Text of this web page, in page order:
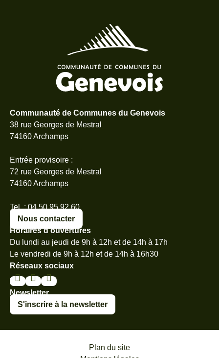
Communauté de Communes du Genevois
38 rue Georges de Mestral
74160 Archamps
Entrée provisoire :
72 rue Georges de Mestral
74160 Archamps
Tel. : 04 50 95 92 60
Nous contacter
Horaires d’ouvertures
Du lundi au jeudi de 9h à 12h et de 14h à 17h
Le vendredi de 9h à 12h et de 14h à 16h30
Réseaux sociaux
Newsletter
S'inscrire à la newsletter
Plan du site